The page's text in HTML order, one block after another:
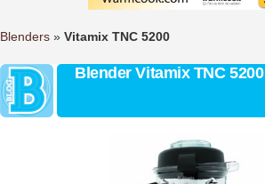
Blenders » Vitamix TNC 5200
Blender Vitamix TNC 5200